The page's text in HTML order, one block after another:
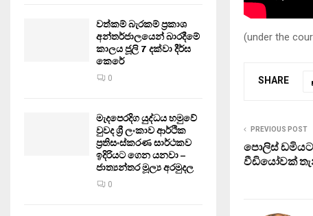
(under the
SHARE
PREVIOUS POST
පොලිස්
වීඩියෝවක්
වත්කම් බැරකම් ප්‍රකාශ
අන්තර්ජාලයෙන් බාරදීමේ
කාලය ජූලි 7 දක්වා දීර්ඝ
කෙරේ
0
මැදපෙරදිග යුද්ධය හමුවේ
වුවද ශ්‍රී ලංකාව ආර්ථික
ප්‍රතිසංස්කරණ සාර්ථකව
ඉදිරියට ගෙන යනවා –
ජාත්‍යන්තර මූල්‍ය අරමුදල
0